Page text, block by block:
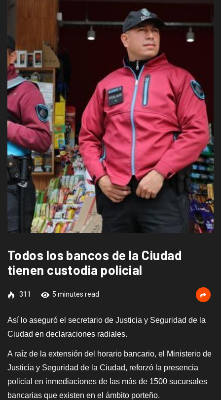
Todos los bancos de la Ciudad
tienen custodia policial
311 5 minutes read
Así lo aseguró el secretario de Justicia y Seguridad de la
Ciudad en declaraciones radiales.
A raíz de la extensión del horario bancario, el Ministerio de
Justicia y Seguridad de la Ciudad, reforzó la presencia
policial en inmediaciones de las más de 1500 sucursales
bancarias que existen en el ámbito porteño.